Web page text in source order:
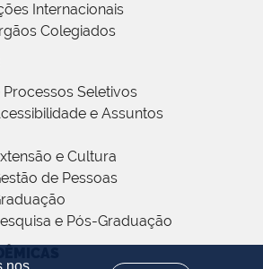
nos
Internacionais
Colegiados
Seletivos
e Assuntos
e Cultura
de Pessoas
e Pós-Graduação